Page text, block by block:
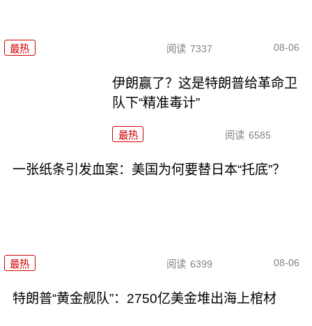
最热 阅读 7337 08-06
伊朗赢了？这是特朗普给革命卫
队下“精准毒计”
最热 阅读 6585
一张纸条引发血案：美国为何要替日本“托底”？
最热 阅读 6399 08-06
特朗普“黄金舰队”：2750亿美金堆出海上棺材